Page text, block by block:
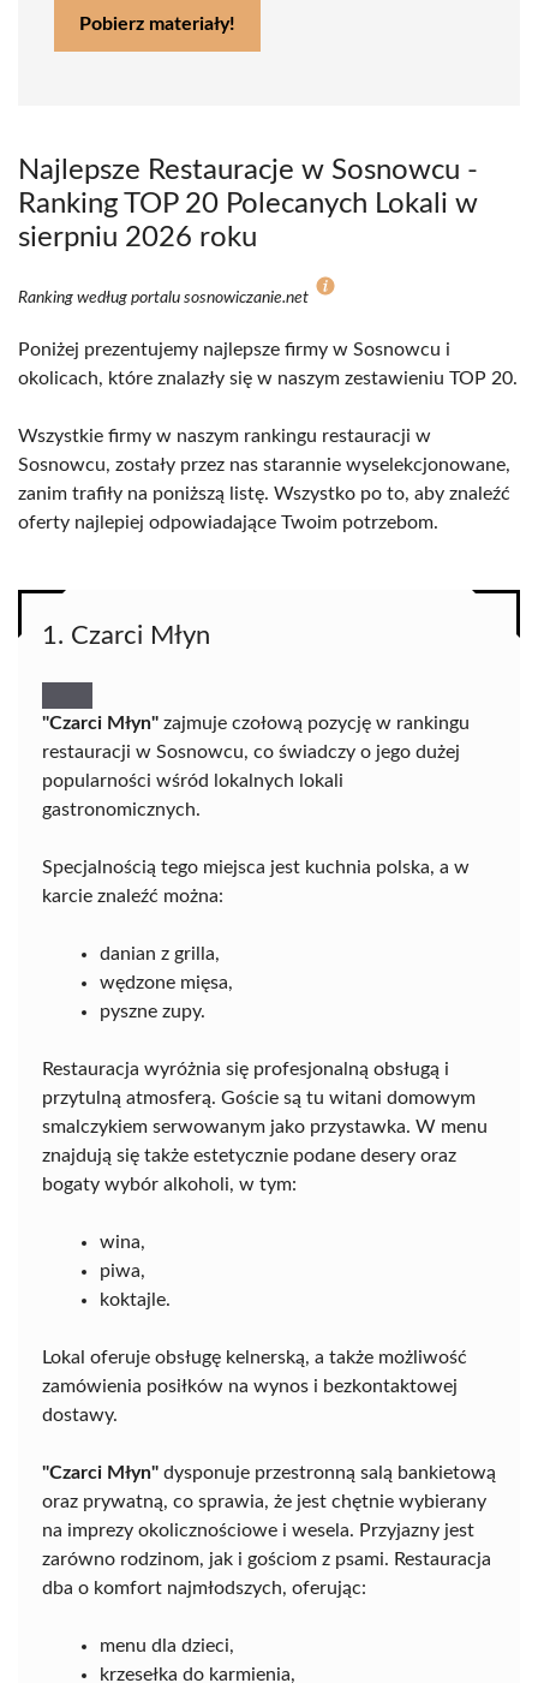
Pobierz materiały!
Najlepsze Restauracje w Sosnowcu -
Ranking TOP 20 Polecanych Lokali w
sierpniu 2026 roku
Ranking według portalu sosnowiczanie.net
Poniżej prezentujemy najlepsze firmy w Sosnowcu i
okolicach, które znalazły się w naszym zestawieniu TOP 20.
Wszystkie firmy w naszym rankingu restauracji w
Sosnowcu, zostały przez nas starannie wyselekcjonowane,
zanim trafiły na poniższą listę. Wszystko po to, aby znaleźć
oferty najlepiej odpowiadające Twoim potrzebom.
1. Czarci Młyn
"Czarci Młyn" zajmuje czołową pozycję w rankingu
restauracji w Sosnowcu, co świadczy o jego dużej
popularności wśród lokalnych lokali
gastronomicznych.
Specjalnością tego miejsca jest kuchnia polska, a w
karcie znaleźć można:
danian z grilla,
wędzone mięsa,
pyszne zupy.
Restauracja wyróżnia się profesjonalną obsługą i
przytulną atmosferą. Goście są tu witani domowym
smalczykiem serwowanym jako przystawka. W menu
znajdują się także estetycznie podane desery oraz
bogaty wybór alkoholi, w tym:
wina,
piwa,
koktajle.
Lokal oferuje obsługę kelnerską, a także możliwość
zamówienia posiłków na wynos i bezkontaktowej
dostawy.
"Czarci Młyn" dysponuje przestronną salą bankietową
oraz prywatną, co sprawia, że jest chętnie wybierany
na imprezy okolicznościowe i wesela. Przyjazny jest
zarówno rodzinom, jak i gościom z psami. Restauracja
dba o komfort najmłodszych, oferując:
menu dla dzieci,
krzesełka do karmienia,